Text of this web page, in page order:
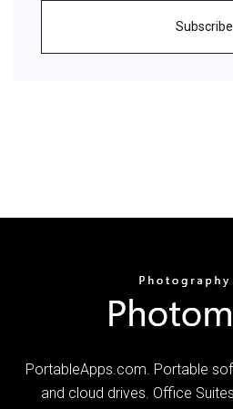
Subscribe
PortableApps.com. Portable
and cloud drives. Office